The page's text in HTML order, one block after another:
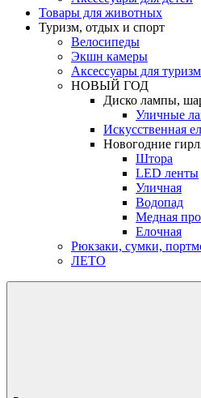
Товары для животных
Туризм, отдых и спорт
Велосипеды
Экшн камеры
Аксессуары для
НОВЫЙ ГОД
Диско лампы,
Уличные
Искусственная
Новогодние
Штора
LED ленты
Уличная
Водопад
Медная
Елочная
Рюкзаки, сумки,
ЛЕТО